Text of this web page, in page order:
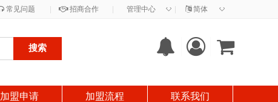
常见问题 招商合作 管理中心 ◇ 简体 ◇
搜索
加盟申请 加盟流程 联系我们